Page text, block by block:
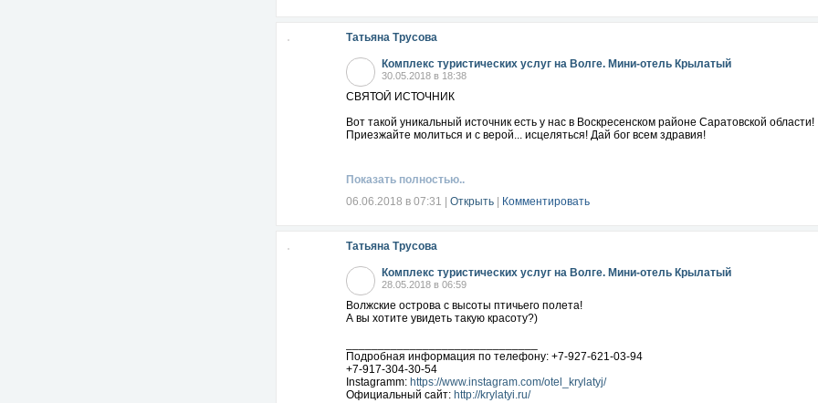
Татьяна Трусова
Комплекс туристических услуг на Волге. Мини-отель Крылатый
30.05.2018 в 18:38
СВЯТОЙ ИСТОЧНИК
Вот такой уникальный источник есть у нас в Воскресенском районе Саратовской области!
Приезжайте молиться и с верой... исцеляться! Дай бог всем здравия!
Показать полностью..
06.06.2018 в 07:31
Открыть Комментировать
Татьяна Трусова
Комплекс туристических услуг на Волге. Мини-отель Крылатый
28.05.2018 в 06:59
Волжские острова с высоты птичьего полета!
А вы хотите увидеть такую красоту?)
Подробная информация по телефону: +7-927-621-03-94
+7-917-304-30-54
Instagramm: https://www.instagram.com/otel_krylatyj/
Официальный сайт: http://krylatyi.ru/